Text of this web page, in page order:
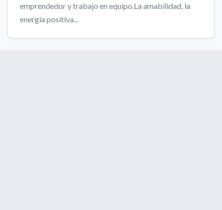
emprendedor y trabajo en equipo.La amabilidad, la
energía positiva...